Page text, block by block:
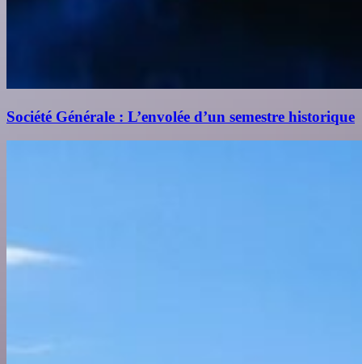
Société Générale : L’envolée d’un semestre historique